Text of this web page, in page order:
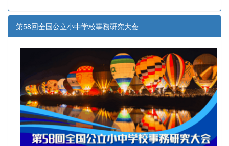
第58回全国公立小中学校事務研究大会